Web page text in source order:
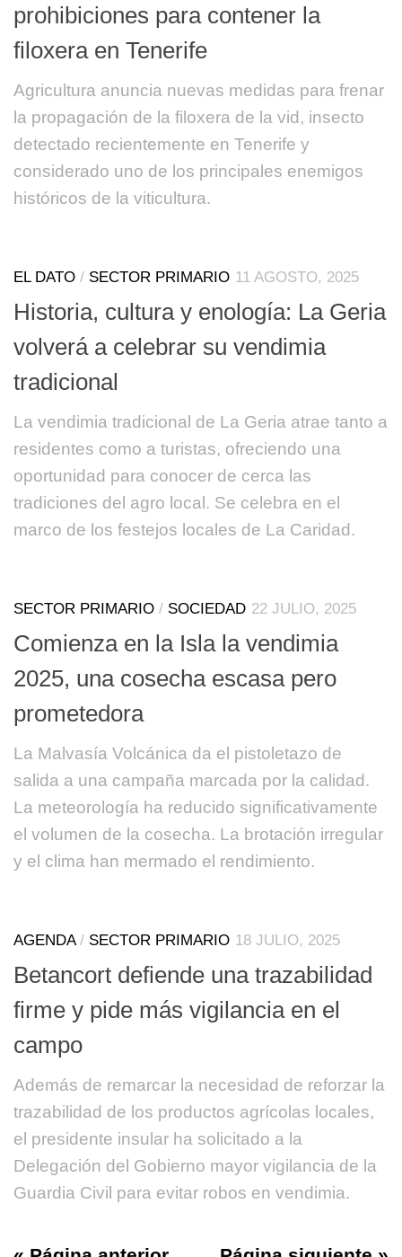
prohibiciones para contener la
filoxera en Tenerife
Agricultura anuncia nuevas medidas para frenar
la propagación de la filoxera de la vid, insecto
detectado recientemente en Tenerife y
considerado uno de los principales enemigos
históricos de la viticultura.
EL DATO / SECTOR PRIMARIO 11 AGOSTO, 2025
Historia, cultura y enología: La Geria
volverá a celebrar su vendimia
tradicional
La vendimia tradicional de La Geria atrae tanto a
residentes como a turistas, ofreciendo una
oportunidad para conocer de cerca las
tradiciones del agro local. Se celebra en el
marco de los festejos locales de La Caridad.
SECTOR PRIMARIO / SOCIEDAD 22 JULIO, 2025
Comienza en la Isla la vendimia
2025, una cosecha escasa pero
prometedora
La Malvasía Volcánica da el pistoletazo de
salida a una campaña marcada por la calidad.
La meteorología ha reducido significativamente
el volumen de la cosecha. La brotación irregular
y el clima han mermado el rendimiento.
AGENDA/ SECTOR PRIMARIO 18 JULIO, 2025
Betancort defiende una trazabilidad
firme y pide más vigilancia en el
campo
Además de remarcar la necesidad de reforzar la
trazabilidad de los productos agrícolas locales,
el presidente insular ha solicitado a la
Delegación del Gobierno mayor vigilancia de la
Guardia Civil para evitar robos en vendimia.